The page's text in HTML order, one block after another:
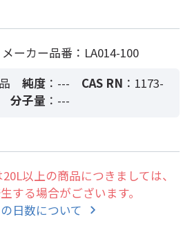
ーカー品番：LA014-100
純度：--- CAS RN ：1173-
分子量 ：---
以上の商品につきましては、
する場合がございます。
日数について